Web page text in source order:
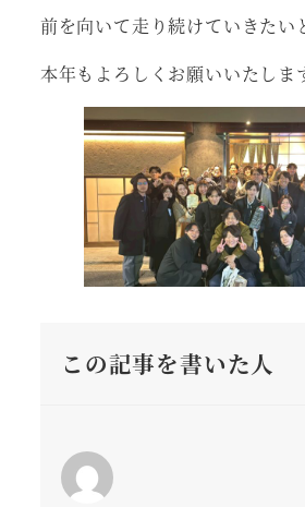
前を向いて走り続けていきたい
本年もよろしくお願いいたしま
この記事を書いた人